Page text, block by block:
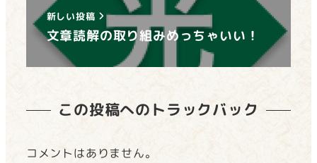
新しい投稿
文章読解の取り組みめっちゃいい！
この投稿へのトラックバック
コメントはありません。